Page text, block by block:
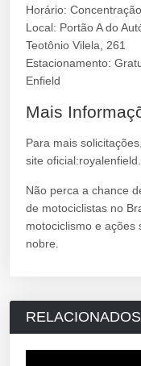
Horário:
Local: Portão A do
Teotônio Vilela, 261
Estacionamento:
Enfield
Mais
Para mais
site oficial:
Não perca a chance
de motociclistas no
motociclismo e ações
nobre.
RELACIONADOS